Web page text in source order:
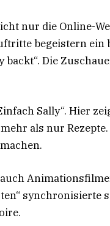
nur die Online-
begeistern
backt“. Die
Sally“. Hier
als nur
synchronisierte